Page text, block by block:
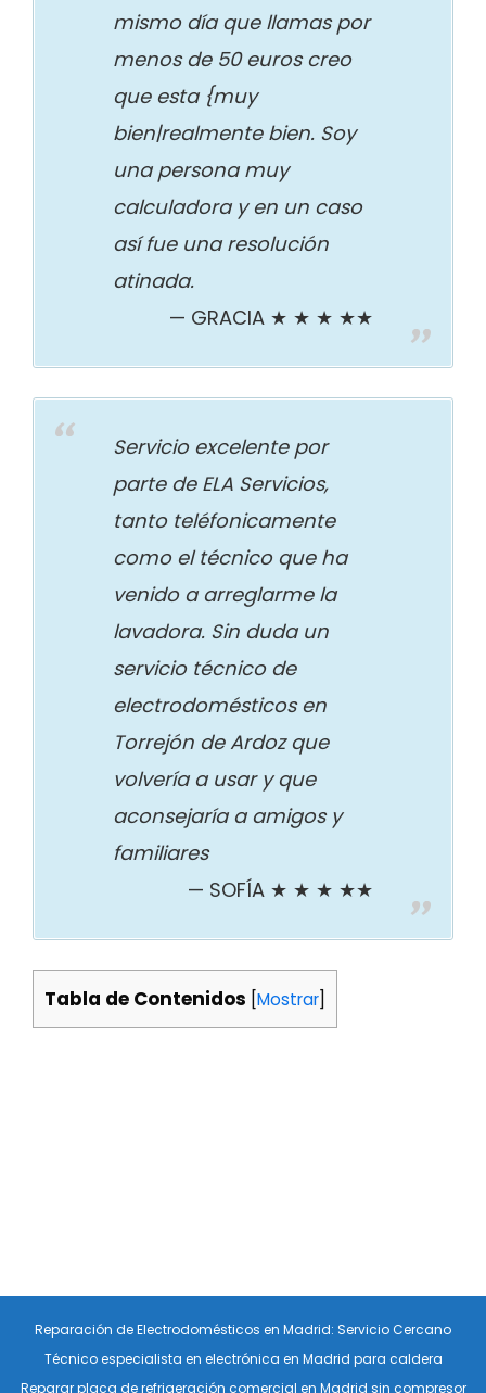
mismo día que llamas por
menos de 50 euros creo
que esta {muy
bien|realmente bien. Soy
una persona muy
calculadora y en un caso
así fue una resolución
atinada.
GRACIA ★ ★ ★ ★★
Servicio excelente por
parte de ELA Servicios,
tanto teléfonicamente
como el técnico que ha
venido a arreglarme la
lavadora. Sin duda un
servicio técnico de
electrodomésticos en
Torrejón de Ardoz que
volvería a usar y que
aconsejaría a amigos y
familiares
SOFÍA ★ ★ ★ ★★
Tabla de Contenidos Mostrar
Reparación de Electrodomésticos en Madrid: Servicio Cercano
Técnico especialista en electrónica en Madrid para caldera
Reparar placa de refrigeración comercial en Madrid sin compresor